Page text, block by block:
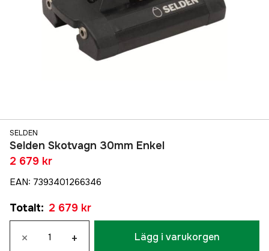
SELDEN
Selden Skotvagn 30mm Enkel
2 679 kr
EAN: 7393401266346
Totalt: 2 679 kr
× + Lägg i varukorgen